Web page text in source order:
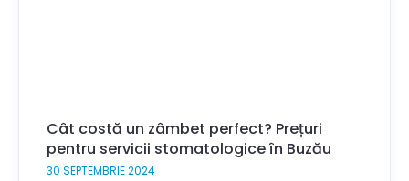
Cât costă un zâmbet perfect? Prețuri
pentru servicii stomatologice în Buzău
30 SEPTEMBRIE 2024